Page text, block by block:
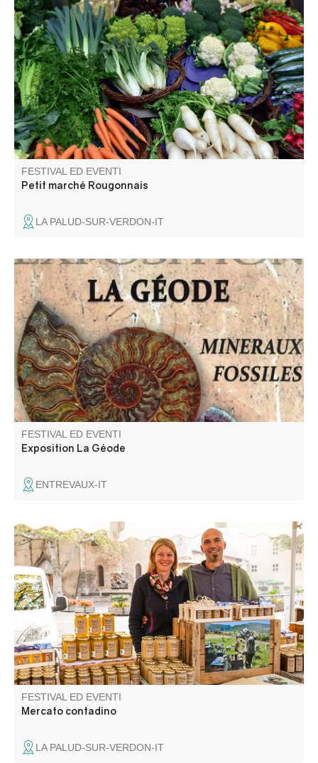
Venite a scoprire i sapori della nostra terra!
FESTIVAL ED EVENTI
Petit marché Rougonnais
LA PALUD-SUR-VERDON-IT
Venez découvrir une exposition de minéraux et fossiles au
coeur d'une ancienne bergerie.
FESTIVAL ED EVENTI
Exposition La Géode
ENTREVAUX-IT
Gli artigiani e i produttori del villaggio vi danno il
benvenuto.
FESTIVAL ED EVENTI
Mercato contadino
LA PALUD-SUR-VERDON-IT